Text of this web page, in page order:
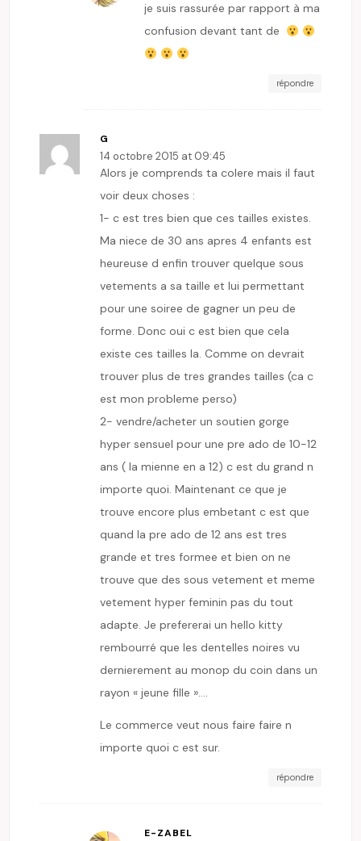
je suis rassurée par rapport à ma
confusion devant tant de
répondre
G
14 octobre 2015 at 09:45
Alors je comprends ta colere mais il faut
voir deux choses :
1- c est tres bien que ces tailles existes.
Ma niece de 30 ans apres 4 enfants est
heureuse d enfin trouver quelque sous
vetements a sa taille et lui permettant
pour une soiree de gagner un peu de
forme. Donc oui c est bien que cela
existe ces tailles la. Comme on devrait
trouver plus de tres grandes tailles (ca c
est mon probleme perso)
2- vendre/acheter un soutien gorge
hyper sensuel pour une pre ado de 10-12
ans ( la mienne en a 12) c est du grand n
importe quoi. Maintenant ce que je
trouve encore plus embetant c est que
quand la pre ado de 12 ans est tres
grande et tres formee et bien on ne
trouve que des sous vetement et meme
vetement hyper feminin pas du tout
adapte. Je prefererai un hello kitty
rembourré que les dentelles noires vu
dernierement au monop du coin dans un
rayon « jeune fille »….
Le commerce veut nous faire faire n
importe quoi c est sur.
répondre
E-ZABEL